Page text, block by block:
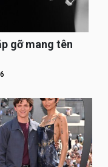
gỡ mang tên